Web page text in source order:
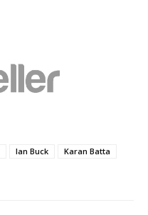
Ian Buck
Karan Batta